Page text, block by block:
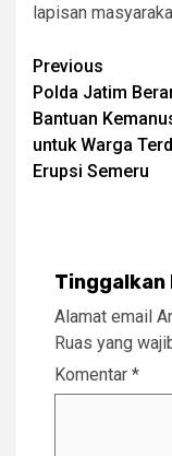
lapisan
Post
Previous
Polda Jatim
Bantuan
untuk Warga
Erupsi Semeru
Tinggalkan
Alamat email
Ruas yang
Komentar *